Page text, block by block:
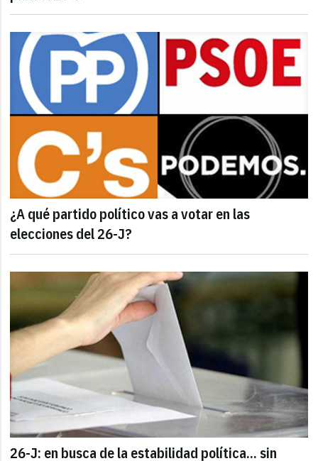
¿A qué partido político vas a votar en las
elecciones del 26-J?
26-J: en busca de la estabilidad política... sin